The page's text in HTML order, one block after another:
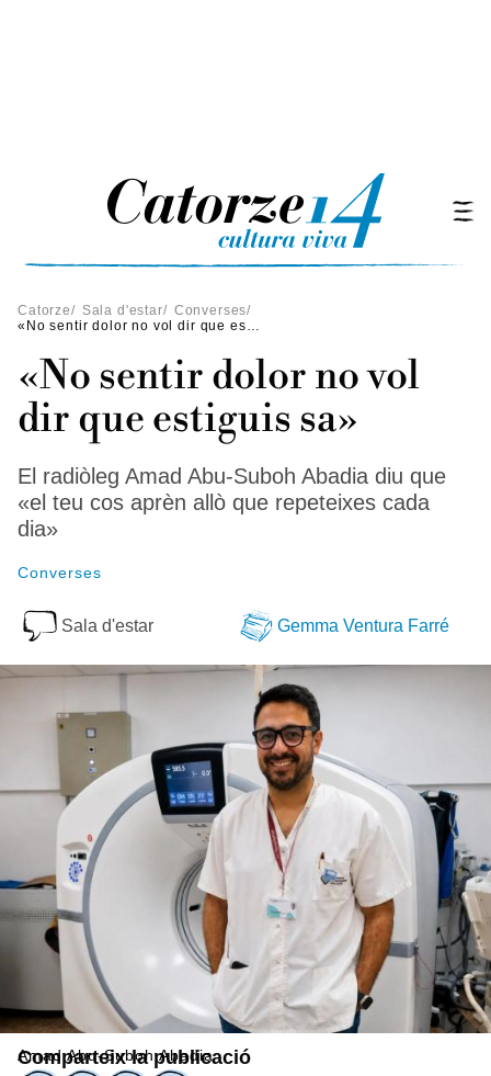
Catorze/ Sala d'estar/ Converses/
«No sentir dolor no vol dir que estiguis sa»
«No sentir dolor no vol
dir que estiguis sa»
El radiòleg Amad Abu-Suboh Abadia diu que
«el teu cos aprèn allò que repeteixes cada
dia»
Converses
Sala d'estar Gemma Ventura Farré
Amad Abu-Suboh Abadia
Comparteix la publicació